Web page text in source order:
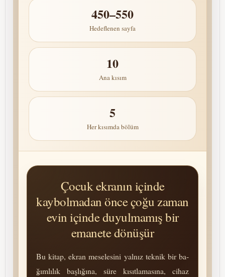
450–550
Hedeflenen sayfa
10
Ana kısım
5
Her kısımda bölüm
Çocuk ekranın içinde
kaybolmadan önce çoğu zaman
evin içinde duyulmamış bir
emanete dönüşür
Bu kitap, ekran meselesini yalnız teknik bir ba­
ğım­lı­lık başlığına, süre kısıtlamasına, cihaz